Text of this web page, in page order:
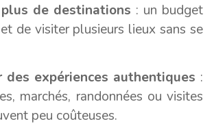
de destinations : un budget
de visiter plusieurs lieux sans se
des expériences authentiques :
marchés, randonnées ou visites
peu coûteuses.